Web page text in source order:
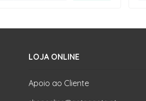
LOJA ONLINE
Apoio ao Cliente